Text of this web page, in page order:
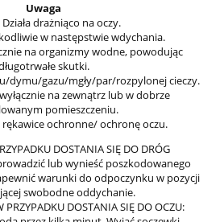
Uwaga
drażniąco na oczy.
w następstwie wdychania.
na organizmy wodne, powodując
skutki.
dymu/gazu/mgły/par/rozpylonej cieczy.
na zewnątrz lub w dobrze
pomieszczeniu.
rękawice ochronne/ ochronę oczu.
DOSTANIA SIĘ DO DRÓG
lub wynieść poszkodowanego
warunki do odpoczynku w pozycji
swobodne oddychanie.
PRZYPADKU DOSTANIA SIĘ DO OCZU: